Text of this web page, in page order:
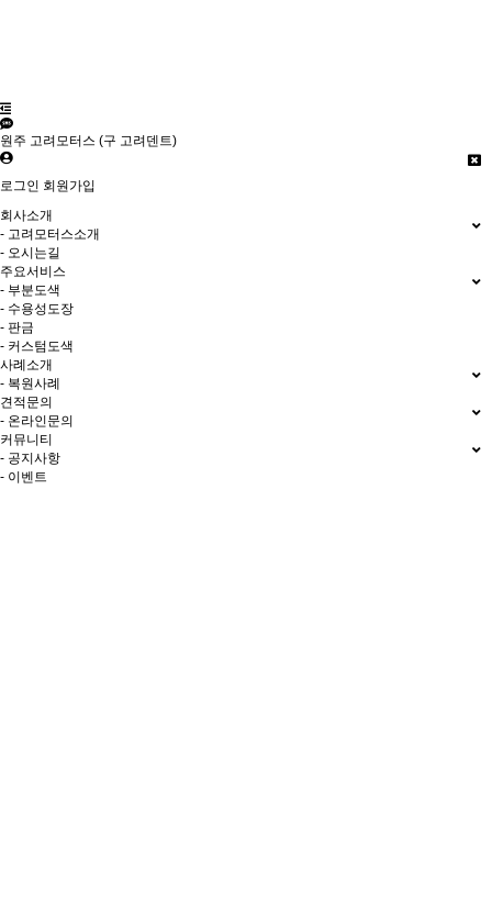
원주 고려모터스 (구 고려덴트)
로그인 회원가입
회사소개
- 고려모터스소개
- 오시는길
주요서비스
- 부분도색
- 수용성도장
- 판금
- 커스텀도색
사례소개
- 복원사례
견적문의
- 온라인문의
커뮤니티
- 공지사항
- 이벤트